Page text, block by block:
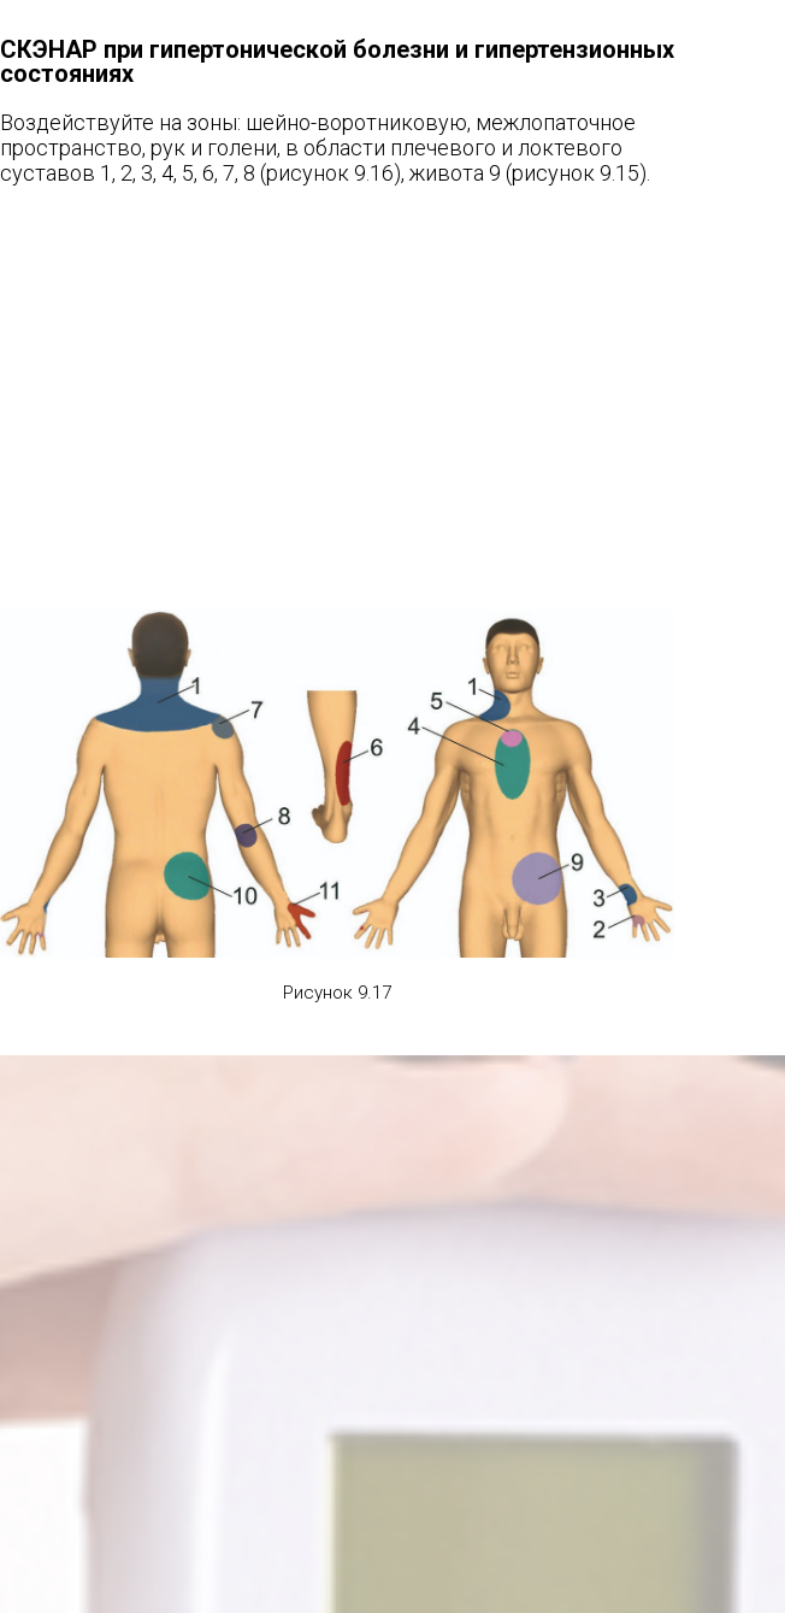
СКЭНАР при гипертонической болезни и гипертензионных
состояниях
Воздействуйте на зоны: шейно-воротниковую, межлопаточное
пространство, рук и голени, в области плечевого и локтевого
суставов 1, 2, 3, 4, 5, 6, 7, 8 (рисунок 9.16), живота 9 (рисунок 9.15).
Рисунок 9.17